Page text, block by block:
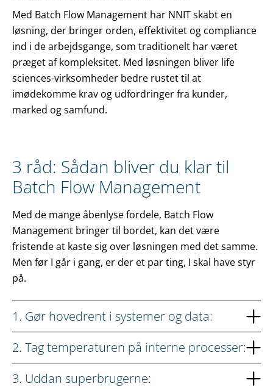
Med Batch Flow Management har NNIT skabt en
løsning, der bringer orden, effektivitet og compliance
ind i de arbejdsgange, som traditionelt har været
præget af kompleksitet. Med løsningen bliver life
sciences-virksomheder bedre rustet til at
imødekomme krav og udfordringer fra kunder,
marked og samfund.
3 råd: Sådan bliver du klar til
Batch Flow Management
Med de mange åbenlyse fordele, Batch Flow
Management bringer til bordet, kan det være
fristende at kaste sig over løsningen med det samme.
Men før I går i gang, er der et par ting, I skal have styr
på.
1. Gør hovedrent i systemer og data:
2. Tag temperaturen på interne processer:
3. Uddan superbrugerne: